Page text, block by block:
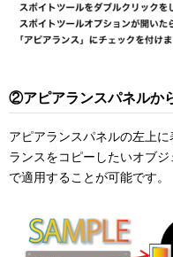
②アピアランスパネルか
アピアランスパネルの左上
ランスをコピーしたいオブ
で適用することが可能です。